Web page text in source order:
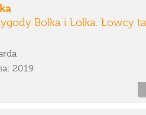
Bolka i Lolka. Łowcy
2019